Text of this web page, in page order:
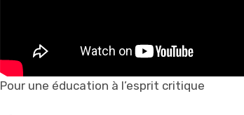
Pour une éducation à l’esprit critique